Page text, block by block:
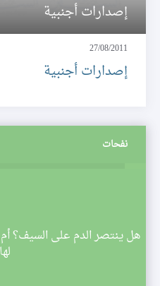
إصدارات أجنبية
27/08/2011
إصدارات أجنبية
نفحات
هل ينتصر الدم على السيف؟ أم